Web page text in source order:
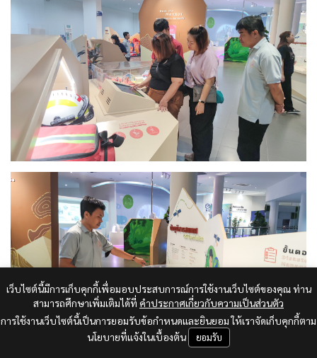
เว็บไซต์นี้มีการเก็บคุกกี้เพื่อมอบประสบการณ์การใช้งานเว็บไซต์ของคุณ ท่าน
สามารถศึกษาเพิ่มเติมได้ที่ คำประกาศเกี่ยวกับความเป็นส่วนตัว
การใช้งานเว็บไซต์นี้เป็นการยอมรับข้อกำหนดและยินยอม ให้เราจัดเก็บคุกกี้ตาม
นโยบายที่แจ้งในเบื้องต้น
ยอมรับ